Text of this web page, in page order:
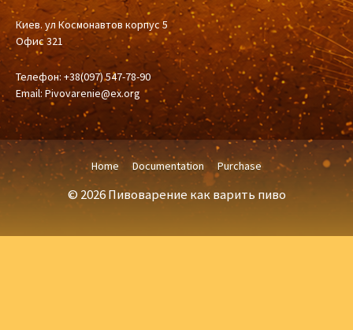
Киев. ул Космонавтов корпус 5
Офис 321
Телефон: +38(097) 547-78-90
Email: Pivovarenie@ex.org
Home Documentation Purchase
© 2026 Пивоварение как варить пиво